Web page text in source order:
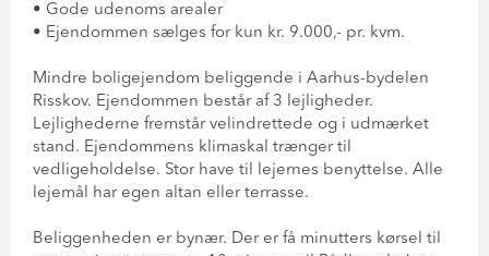
• Gode udenoms arealer
• Ejendommen sælges for kun kr. 9.000,- pr. kvm.
Mindre boligejendom beliggende i Aarhus-bydelen
Risskov. Ejendommen består af 3 lejligheder.
Lejlighederne fremstår velindrettede og i udmærket
stand. Ejendommens klimaskal trænger til
vedligeholdelse. Stor have til lejernes benyttelse. Alle
lejemål har egen altan eller terrasse.
Beliggenheden er bynær. Der er få minutters kørsel til